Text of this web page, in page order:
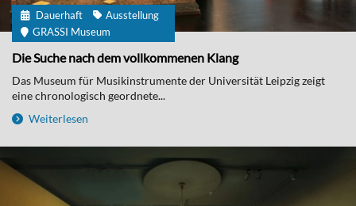
Dauerhaft
Ausstellung
GRASSI Museum
Die Suche nach dem vollkommenen Klang
Das Museum für Musikinstrumente der Universität Leipzig zeigt
eine chronologisch geordnete...
Weiterlesen